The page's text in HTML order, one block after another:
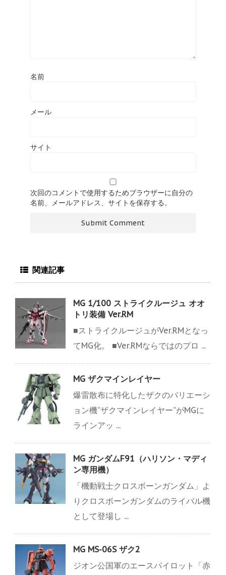
名前
メール
サイト
次回のコメントで使用するためブラウザーに自分の
名前、メールアドレス、サイトを保存する。
関連記事
MG 1/100 ストライクルージュ オオ
トリ装備 Ver.RM
■ストライクルージュがVer.RMとなっ
てMG化。 ■Ver.RMならではのプロ ...
MG ザクマインレイヤー
爆雷散布に特化したザクのバリエーシ
ョン機“ザクマインレイヤー”がMGに
ラインアッ ...
MG ガンダムF91（ハリソン・マディ
ン専用機）
「機動戦士クロスボーンガンダム」よ
りクロスボーンガンダムのライバル機
として登場し ...
MG MS-06S ザク2
ジオン公国軍のエースパイロット「赤